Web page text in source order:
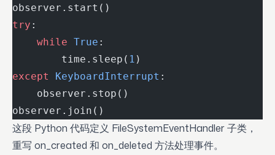
observer.start()
try :
    while
True :
        time.sleep(
1 )
except
KeyboardInterrupt :
    observer.stop()
observer.join()
这段 Python 代码定义 FileSystemEventHandler 子类，
重写 on_created 和 on_deleted 方法处理事件。